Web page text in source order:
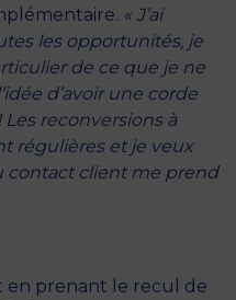
« J’ai
les opportunités, je
de ce que je ne
d’avoir une corde
reconversions à
régulières et je veux
contact client me prend
en prenant le recul de